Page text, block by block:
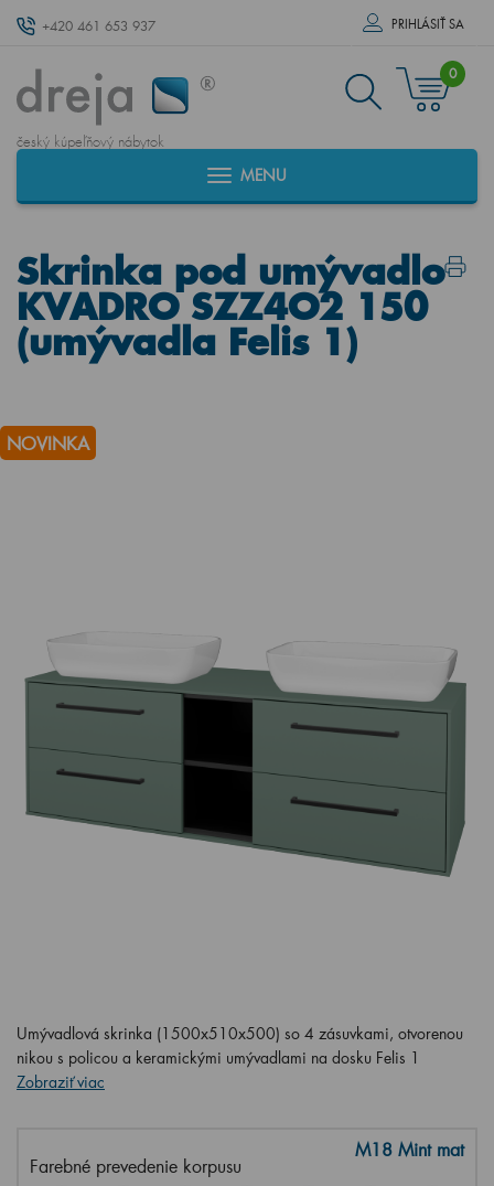
+420 461 653 937 PRIHLÁSIŤ SA
český kúpeľňový nábytok
0
MENU
Skrinka pod umývadlo
KVADRO SZZ4O2 150
(umývadla Felis 1)
NOVINKA
Umývadlová skrinka (1500x510x500) so 4 zásuvkami, otvorenou
nikou s policou a keramickými umývadlami na dosku Felis 1
Zobraziť viac
Farebné prevedenie korpusu
M18 Mint mat